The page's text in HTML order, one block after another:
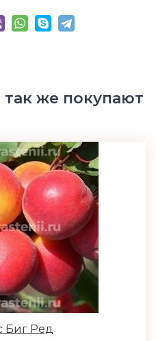
же покупают
Биг Ред